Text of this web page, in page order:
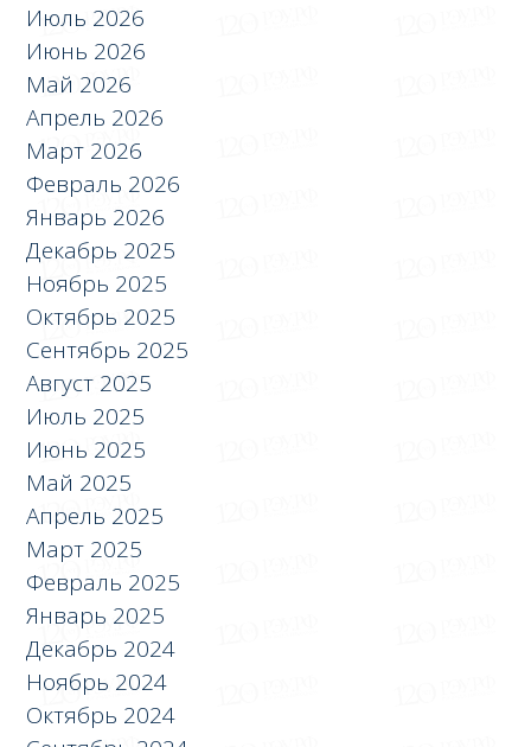
Июль 2026
Июнь 2026
Май 2026
Апрель 2026
Март 2026
Февраль 2026
Январь 2026
Декабрь 2025
Ноябрь 2025
Октябрь 2025
Сентябрь 2025
Август 2025
Июль 2025
Июнь 2025
Май 2025
Апрель 2025
Март 2025
Февраль 2025
Январь 2025
Декабрь 2024
Ноябрь 2024
Октябрь 2024